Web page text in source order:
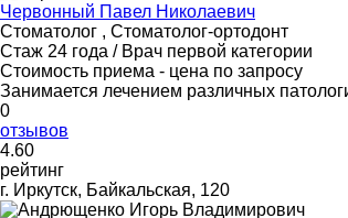
Червонный Павел Николаевич
Стоматолог , Стоматолог-ортодонт
Стаж 24 года / Врач первой категории
Стоимость приема - цена по запросу
Занимается лечением различных
0
отзывов
4.60
рейтинг
г. Иркутск, Байкальская, 120